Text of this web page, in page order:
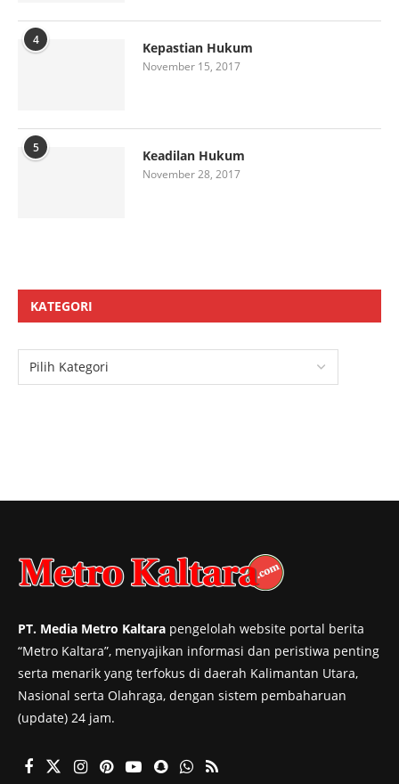
4 Kepastian Hukum
November 15, 2017
5 Keadilan Hukum
November 28, 2017
KATEGORI
PT. Media Metro Kaltara pengelolah website portal berita
“Metro Kaltara”, menyajikan informasi dan peristiwa penting
serta menarik yang terfokus di daerah Kalimantan Utara,
Nasional serta Olahraga, dengan sistem pembaharuan
(update) 24 jam.